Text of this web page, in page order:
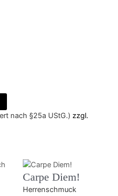
nach §25a UStG.) zzgl.
Carpe Diem!
Herrenschmuck